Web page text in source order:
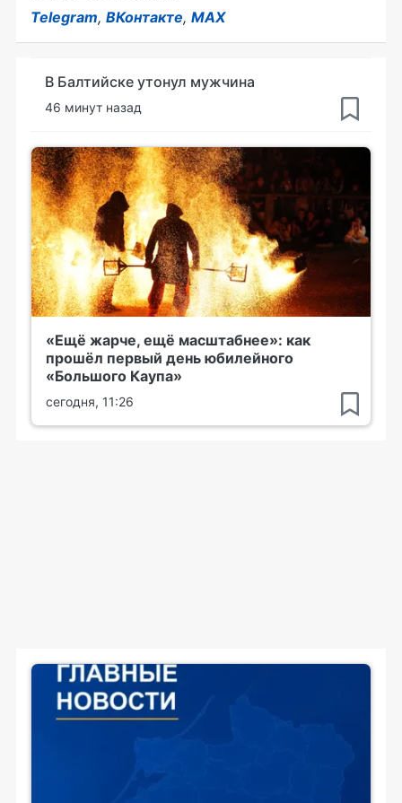
Telegram, ВКонтакте, MAX
В Балтийске утонул мужчина
46 минут назад
«Ещё жарче, ещё масштабнее»: как
прошёл первый день юбилейного
«Большого Каупа»
сегодня, 11:26